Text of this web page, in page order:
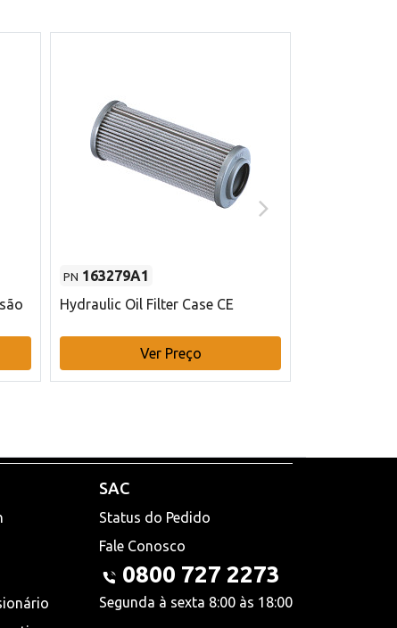
PN 163279A1
Hydraulic Oil Filter Case CE
Ver Preço
SAC
Status do Pedido
Fale Conosco
0800 727 2273
Segunda à sexta 8:00 às 18:00